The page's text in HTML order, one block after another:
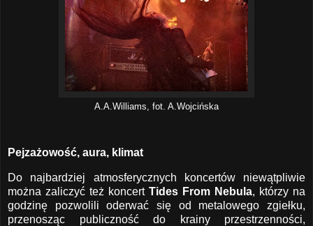
A.A.Williams, fot. A.Wojcińska
Pejzażowość, aura, klimat
Do najbardziej atmosferycznych koncertów niewątpliwie
można zaliczyć też koncert Tides From Nebula, którzy na
godzinę pozwolili oderwać się od metalowego zgiełku,
przenosząc publiczność do krainy przestrzenności,